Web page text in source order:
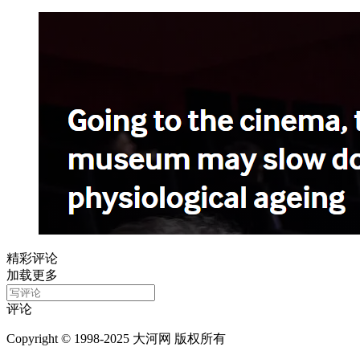
精彩评论
加载更多
评论
Copyright © 1998-2025 大河网 版权所有